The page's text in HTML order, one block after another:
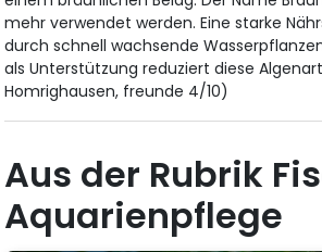
mehr verwendet werden. Eine starke
durch schnell wachsende
als Unterstützung reduziert diese
Homrighausen, freunde 4/10)
Aus der Rubrik
Aquarienpflege